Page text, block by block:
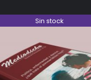
Sin stock